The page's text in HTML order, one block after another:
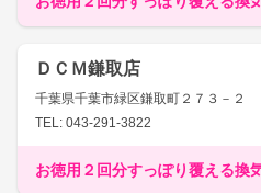
ＤＣＭ鎌取店
千葉県千葉市緑区鎌取町２７３－２
TEL: 043-291-3822
お徳用２回分すっぽり覆える換